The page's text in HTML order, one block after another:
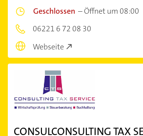
Geschlossen –Öffnet um 08:00
06221 6 72 08 30
Webseite
CONSULCONSULTING TAX